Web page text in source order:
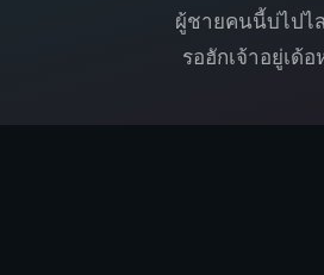
ผู้ชายคนนี้บ่ไปไ
รอฮักเจ้าอยู่เด้อ